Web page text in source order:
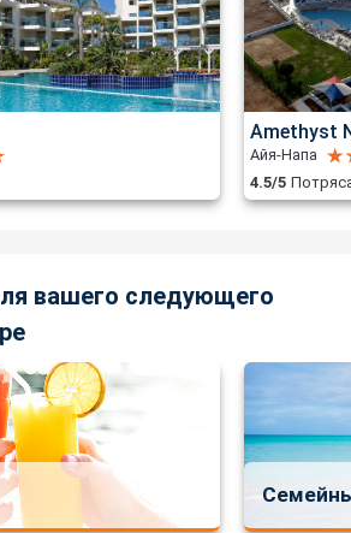
Amethyst
Айя-Напа
4.5/5
вашего следующего